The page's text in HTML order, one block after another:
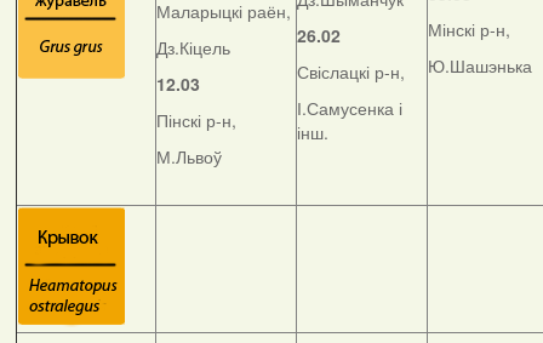
Маларыцкі раён,
Дз.Кіцель
12.03
Пінскі р-н,
М.Львоў
26.02
Свіслацкі р-н,
І.Самусенка і
інш.
Мінскі р-н,
Ю.Шашэнька